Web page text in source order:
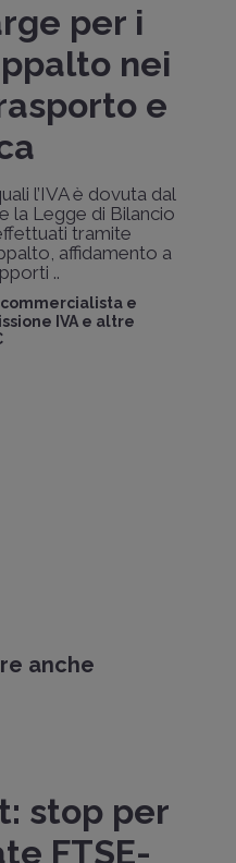
per i
nei
e
l’IVA è dovuta dal
la Legge di Bilancio
tramite
affidamento a
..
e
IVA e altre
anche
stop per
FTSE-